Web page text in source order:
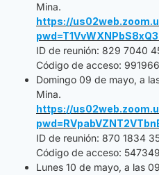
Mina.
https://
ID de reunión: 829 7040
Código de acceso: 991966
Domingo 09 de mayo, a
Mina.
https://
ID de reunión: 870 1834
Código de acceso: 547349
Lunes 10 de mayo, a las